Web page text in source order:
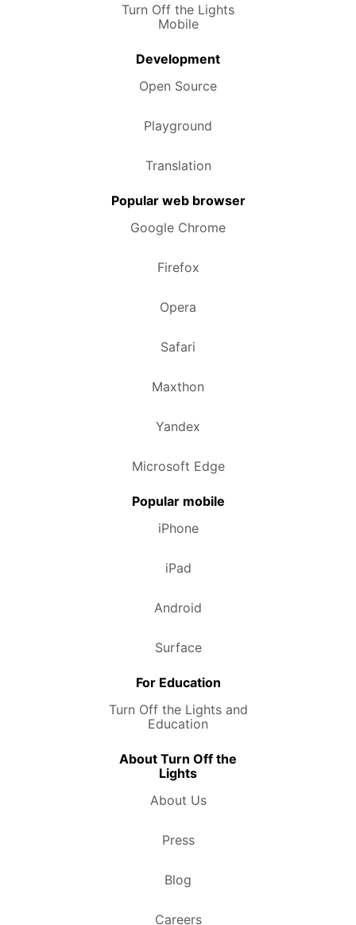
Turn Off the Lights
Mobile
Development
Open Source
Playground
Translation
Popular web browser
Google Chrome
Firefox
Opera
Safari
Maxthon
Yandex
Microsoft Edge
Popular mobile
iPhone
iPad
Android
Surface
For Education
Turn Off the Lights and
Education
About Turn Off the
Lights
About Us
Press
Blog
Careers